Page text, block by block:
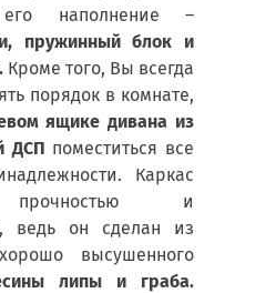
его наполнение –
пружинный блок и
Кроме того, Вы всегда
порядок в комнате,
ящике дивана из
ДСП поместиться все
Каркас
прочностью и
ведь он сделан из
высушенного
липы и граба.